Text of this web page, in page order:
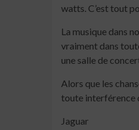
watts. C’est tout
La musique dans
vraiment dans
une salle de
Alors que les
toute interférence
Jaguar